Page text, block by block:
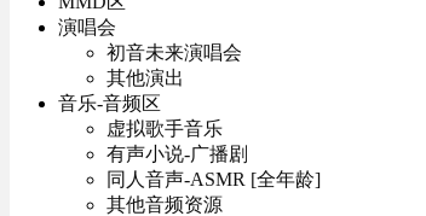
演唱会
初音未来演唱会
其他演出
音乐-音频区
虚拟歌手音乐
有声小说-广播剧
同人音声-ASMR [全年龄]
其他音频资源